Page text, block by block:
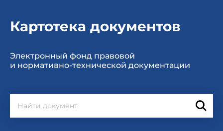
Картотека документов
Электронный фонд правовой
и нормативно-технической документации